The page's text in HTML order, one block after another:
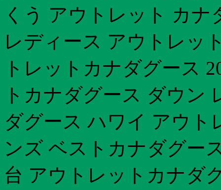
くう アウトレット カ
レディース アウトレッ
トレットカナダグース
トカナダグース ダウン
ダグース ハワイ アウト
ンズ ベストカナダグー
台 アウトレットカナダ